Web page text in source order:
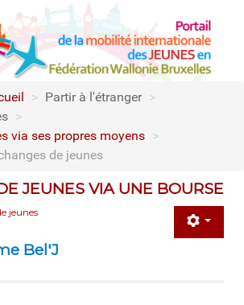
> Partir à l'étranger >
>
via ses propres moyens >
de jeunes
JEUNES VIA UNE BOURSE
jeunes
Bel'J